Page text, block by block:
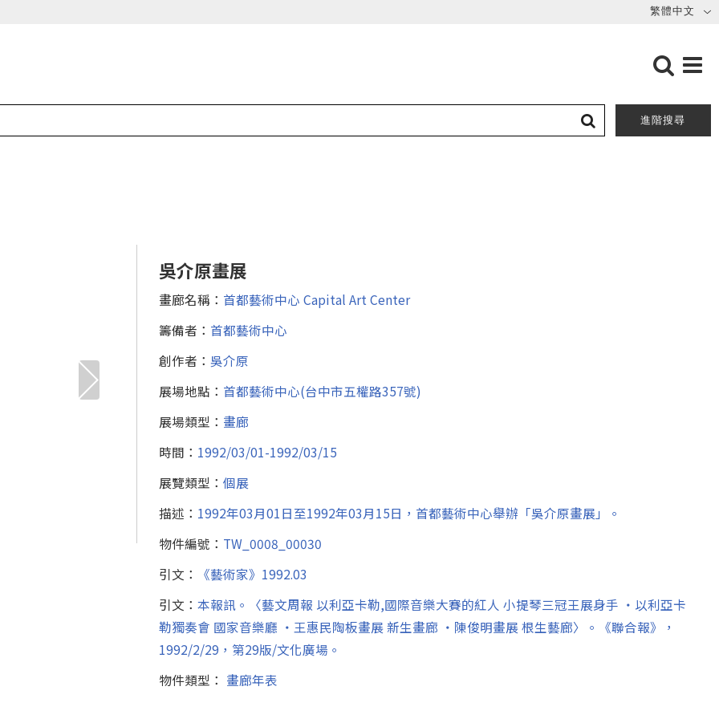
進階搜尋
吳介原畫展
畫廊名稱： 首都藝術中心 Capital Art Center
籌備者： 首都藝術中心
創作者： 吳介原
展場地點： 首都藝術中心(台中市五權路357號)
展場類型： 畫廊
時間： 1992/03/01-1992/03/15
展覽類型： 個展
描述： 1992年03月01日至1992年03月15日，首都藝術中心舉辦「吳介原畫展」。
物件編號： TW_0008_00030
引文：
《藝術家》1992.03
引文： 本報訊。〈藝文周報 以利亞卡勒,國際音樂大賽的紅人 小提琴三冠王展身手 ‧以利亞卡
勒獨奏會 國家音樂廳 ‧王惠民陶板畫展 新生畫廊 ‧陳俊明畫展 根生藝廊〉。《聯合報》，
1992/2/29，第29版/文化廣場。
物件類型： 畫廊年表